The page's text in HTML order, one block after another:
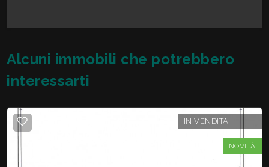
Alcuni immobili che potrebbero
interessarti
IN VENDITA
NOVITÀ